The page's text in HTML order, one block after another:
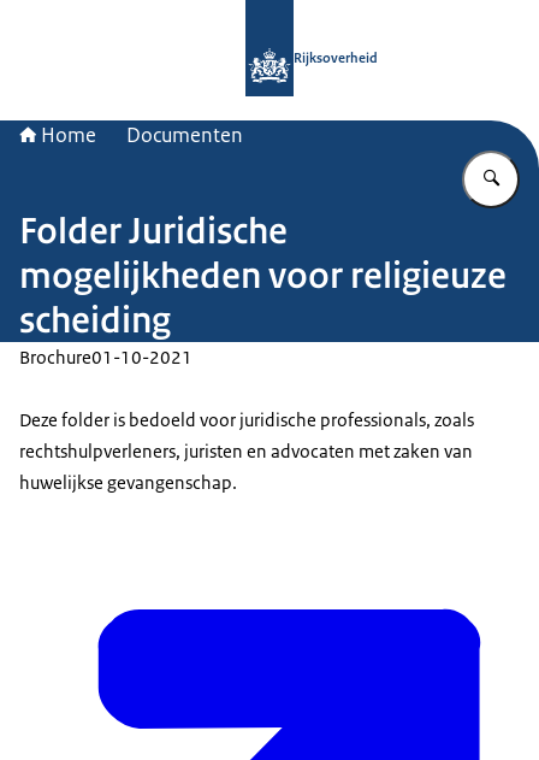
Rijksoverheid
Home Documenten
Folder Juridische
mogelijkheden voor religieuze
scheiding
Brochure01-10-2021
Deze folder is bedoeld voor juridische professionals, zoals
rechtshulpverleners, juristen en advocaten met zaken van
huwelijkse gevangenschap.